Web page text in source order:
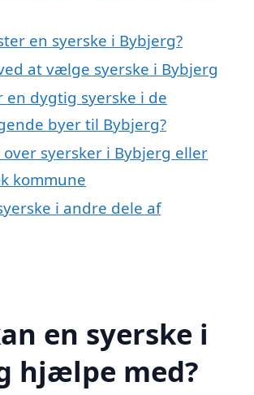
en syerske i Bybjerg?
at vælge syerske i Bybjerg
en dygtig syerske i de
byer til Bybjerg?
syersker i Bybjerg eller
kommune
i andre dele af
en syerske i
hjælpe med?